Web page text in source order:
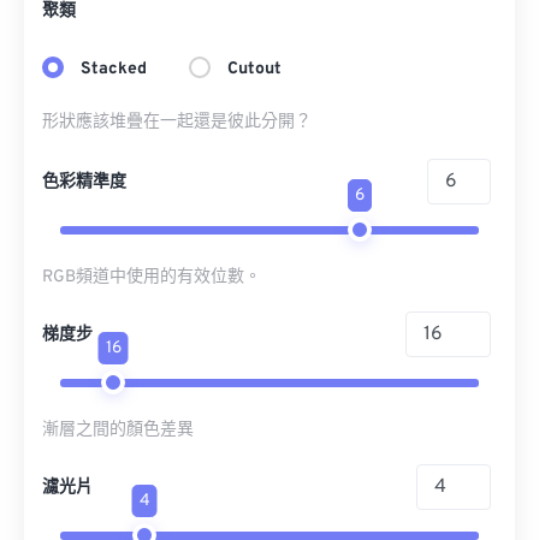
聚類
Stacked Cutout
形狀應該堆疊在一起還是彼此分開？
色彩精準度
6
RGB頻道中使用的有效位數。
梯度步
16
漸層之間的顏色差異
濾光片
4